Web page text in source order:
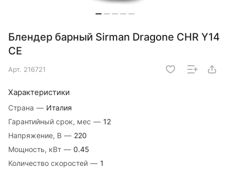
Блендер барный Sirman Dragone CHR Y14
CE
Арт. 216721
Характеристики
Страна — Италия
Гарантийный срок, мес — 12
Напряжение, В — 220
Мощность, кВт — 0.45
Количество скоростей — 1